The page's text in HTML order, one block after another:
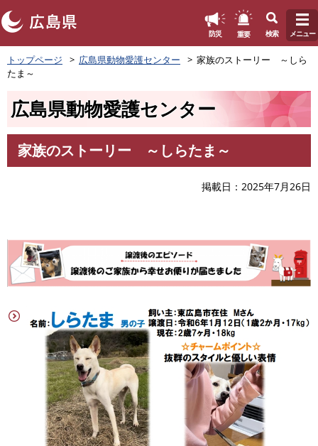
ペ
ー
ジ
。
防災 重要 検索 メニュー
トップページ 広島県動物愛護センター
家族のストーリー ～しら
たま～
広島県動物愛護センター
文
家族のストーリー ～しらたま～
掲載日 2025年7月26日